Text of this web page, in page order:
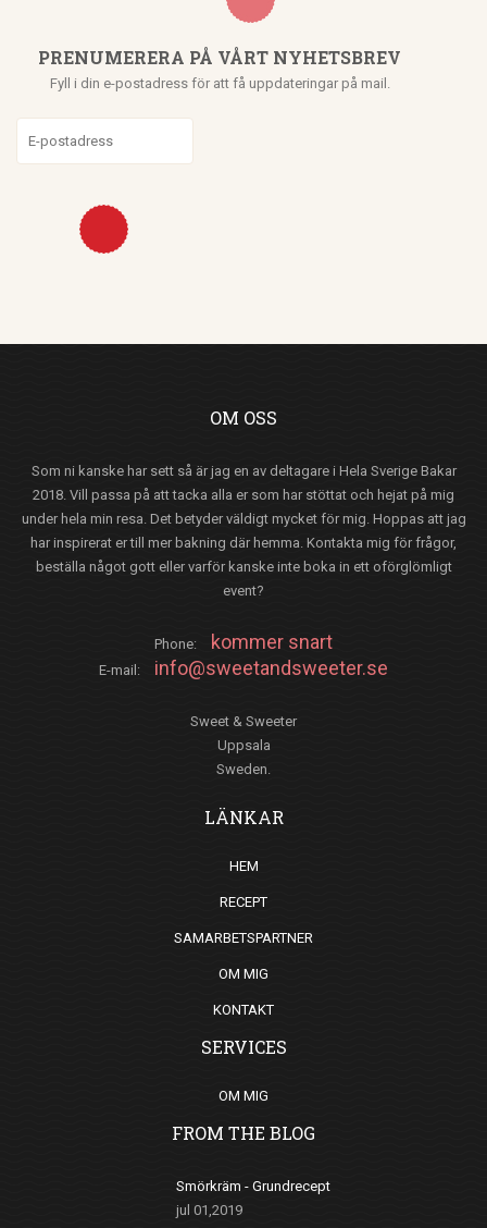
PRENUMERERA PÅ VÅRT NYHETSBREV
Fyll i din e-postadress för att få uppdateringar på mail.
OM OSS
Som ni kanske har sett så är jag en av deltagare i Hela Sverige Bakar
2018. Vill passa på att tacka alla er som har stöttat och hejat på mig
under hela min resa. Det betyder väldigt mycket för mig. Hoppas att jag
har inspirerat er till mer bakning där hemma. Kontakta mig för frågor,
beställa något gott eller varför kanske inte boka in ett oförglömligt
event?
Phone: kommer snart
E-mail: info@sweetandsweeter.se
Sweet & Sweeter
Uppsala
Sweden.
LÄNKAR
HEM
RECEPT
SAMARBETSPARTNER
OM MIG
KONTAKT
SERVICES
OM MIG
FROM THE BLOG
Smörkräm - Grundrecept
jul 01,2019